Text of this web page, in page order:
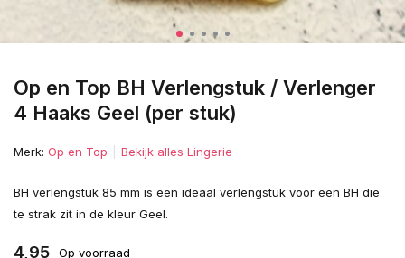
Op en Top BH Verlengstuk / Verlenger
4 Haaks Geel (per stuk)
Merk: Op en Top Bekijk alles Lingerie
BH verlengstuk 85 mm is een ideaal verlengstuk voor een BH die
te strak zit in de kleur Geel.
4,95 Op voorraad